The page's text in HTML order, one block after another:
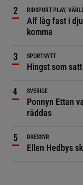
RIDSPORT PLAY,
Alf låg fast i
komma
SPORTNYTT
Hingst som
SVERIGE
Ponnyn Ettan
räddas
DRESSYR
Ellen Hedbys